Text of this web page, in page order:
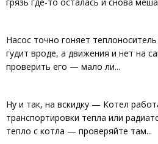
Насос точно гоняет
гудит вроде, а движения и нет на
проверить его — мало ли...
Ну и так, на вскидку — Котел
транспортировки тепла или
тепло с котла — проверяйте там...